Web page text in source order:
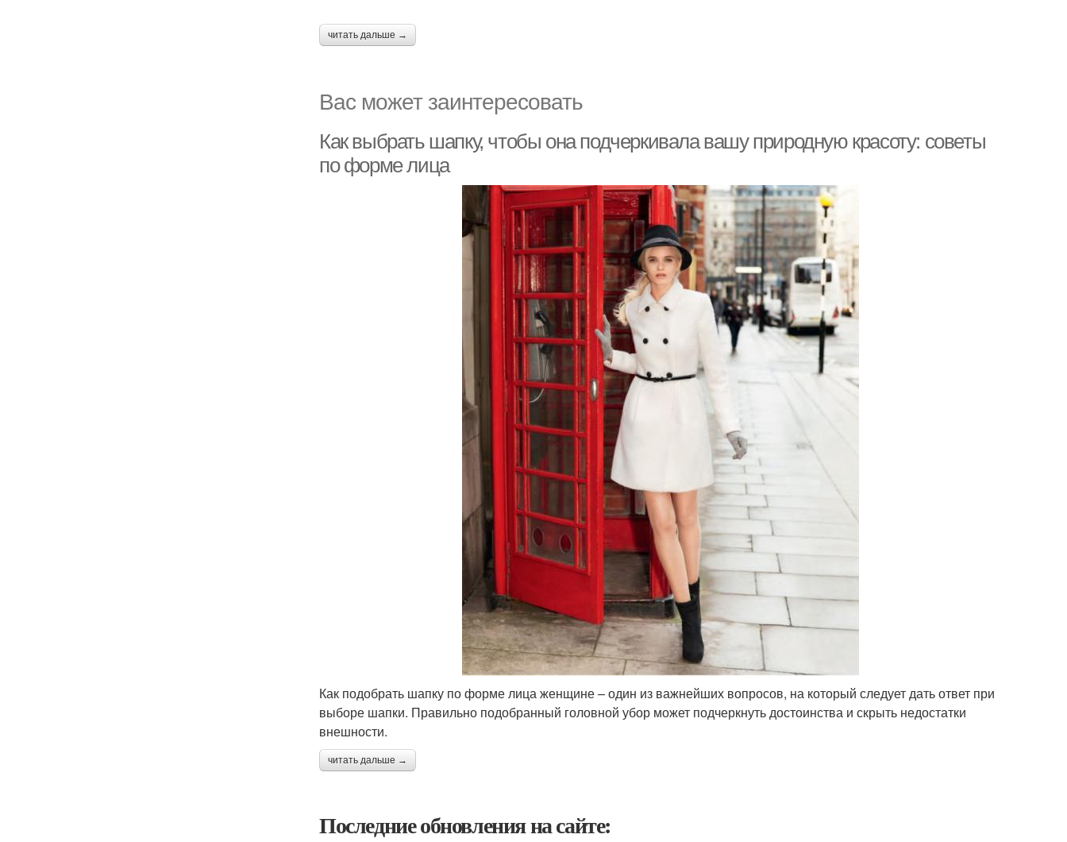
читать дальше →
Вас может заинтересовать
Как выбрать шапку, чтобы она подчеркивала вашу природную красоту: советы
по форме лица
Как подобрать шапку по форме лица женщине – один из важнейших вопросов, на который следует дать ответ при
выборе шапки. Правильно подобранный головной убор может подчеркнуть достоинства и скрыть недостатки
внешности.
читать дальше →
Последние обновления на сайте: